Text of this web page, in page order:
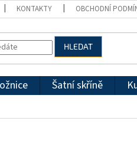
KONTAKTY OBCHODNÍ
HLEDAT
Šatní skříně